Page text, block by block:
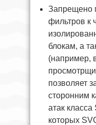
Запрещено
фильтров к
блокам, а
(например,
позволяет
сторонним
атак
которых